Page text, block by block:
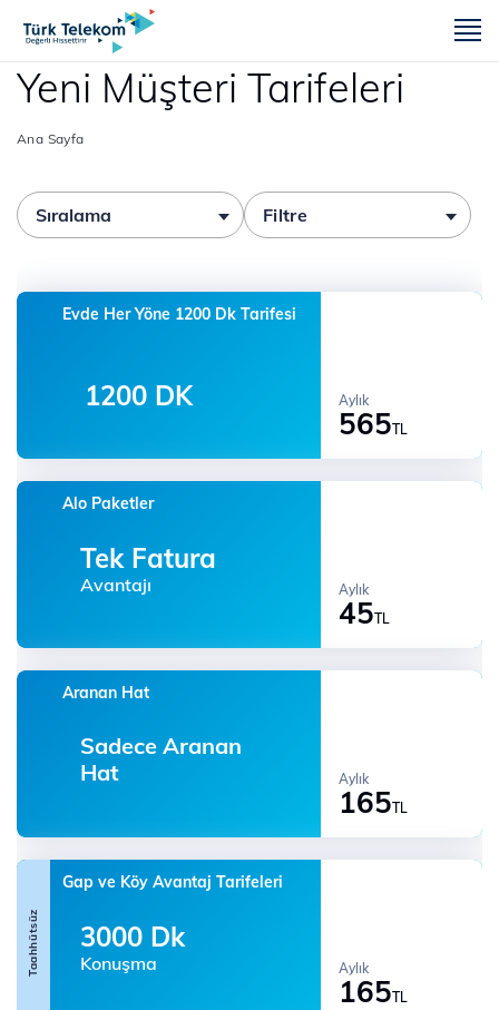
Yeni Müşteri Tarifeleri
Ana Sayfa
Sıralama Filtre
Evde Her Yöne 1200 Dk Tarifesi
1200 DK
565TL
Aylık
Alo Paketler
Tek Fatura
Avantajı
45TL
Aylık
Aranan Hat
Sadece Aranan
Hat
165TL
Aylık
Taahhütsüz
Gap ve Köy Avantaj Tarifeleri
3000 Dk
Konuşma
165TL
Aylık